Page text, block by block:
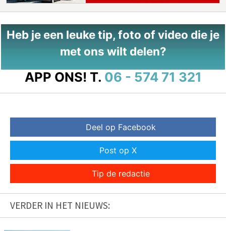
Heb je een leuke tip, foto of video die je
met ons wilt delen?
APP ONS! T. 06 - 574 71 321
Deel op Facebook
Post op X
Tip de redactie
VERDER IN HET NIEUWS: